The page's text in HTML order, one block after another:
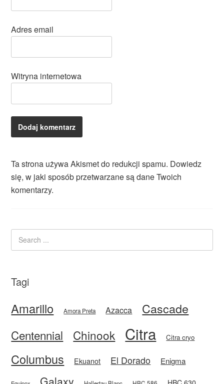
Adres email
Witryna internetowa
Ta strona używa Akismet do redukcji spamu. Dowiedz
się, w jaki sposób przetwarzane są dane Twoich
komentarzy.
Tagi
Amarillo Amora Preta Azacca Cascade
Centennial Chinook Citra Citra cryo
Columbus Ekuanot El Dorado Enigma
Galaxy